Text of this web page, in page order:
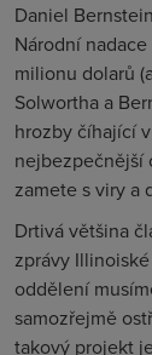
Daniel
Národní
milionu dolarů
Solwortha a
hrozby číhající
nejbezpečnější
zamete s viry a
Drtivá většina
zprávy
oddělení
samozřejmě
takový projekt